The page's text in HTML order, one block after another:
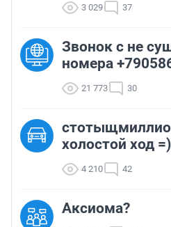
3 029 37
Звонок с не
номера
21 773 30
холостой ход =)
4 210 42
Аксиома?